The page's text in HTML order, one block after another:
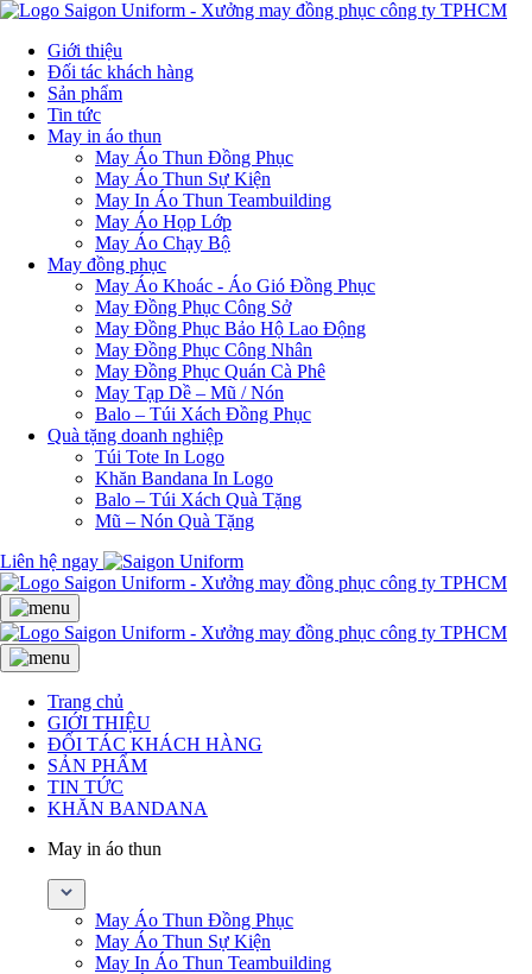
Giới thiệu
Đối tác khách hàng
Sản phẩm
Tin tức
May in áo thun
May Áo Thun Đồng Phục
May Áo Thun Sự Kiện
May In Áo Thun Teambuilding
May Áo Họp Lớp
May Áo Chạy Bộ
May đồng phục
May Áo Khoác - Áo Gió Đồng Phục
May Đồng Phục Công Sở
May Đồng Phục Bảo Hộ Lao Động
May Đồng Phục Công Nhân
May Đồng Phục Quán Cà Phê
May Tạp Dề – Mũ / Nón
Balo – Túi Xách Đồng Phục
Quà tặng doanh nghiệp
Túi Tote In Logo
Khăn Bandana In Logo
Balo – Túi Xách Quà Tặng
Mũ – Nón Quà Tặng
Liên hệ ngay
Trang chủ
GIỚI THIỆU
ĐỐI TÁC KHÁCH HÀNG
SẢN PHẨM
TIN TỨC
KHĂN BANDANA
May in áo thun
May Áo Thun Đồng Phục
May Áo Thun Sự Kiện
May In Áo Thun Teambuilding